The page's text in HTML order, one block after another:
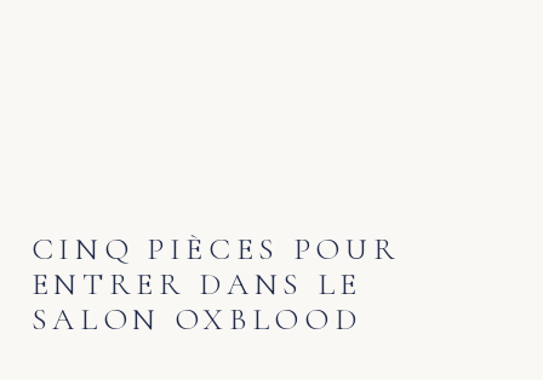
CINQ PIÈCES POUR
ENTRER DANS LE
SALON OXBLOOD